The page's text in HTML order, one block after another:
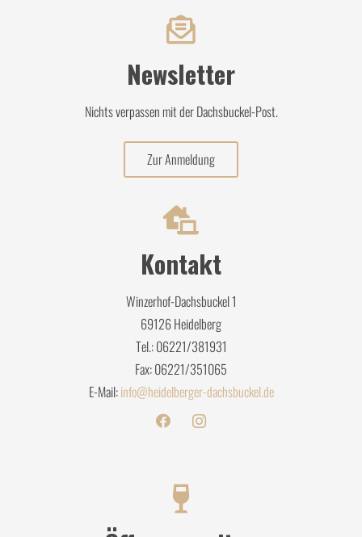
Newsletter
Nichts verpassen mit der Dachsbuckel-Post.
Zur Anmeldung
Kontakt
Winzerhof-Dachsbuckel 1
69126 Heidelberg
Tel.: 06221/381931
Fax: 06221/351065
E-Mail:info@heidelberger-dachsbuckel.de